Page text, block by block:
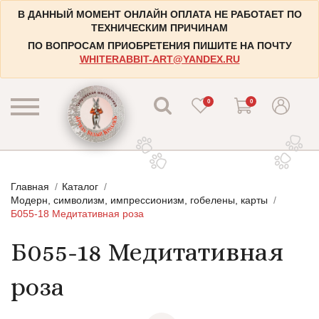
В ДАННЫЙ МОМЕНТ ОНЛАЙН ОПЛАТА НЕ РАБОТАЕТ ПО
ТЕХНИЧЕСКИМ ПРИЧИНАМ
ПО ВОПРОСАМ ПРИОБРЕТЕНИЯ ПИШИТЕ НА ПОЧТУ
WHITERABBIT-ART@YANDEX.RU
0 0
Пейзажи
Городские пейзажи
Цветы и растения
Натюрморты с винными бутылками
КОНТАКТЫ
НАБОРЫ
НОВОСТИ
ИНФОРМАЦИЯ
Главная
Каталог
Модерн, символизм, импрессионизм, гобелены, карты
Б055-18 Медитативная роза
Б055-18 Медитативная
роза